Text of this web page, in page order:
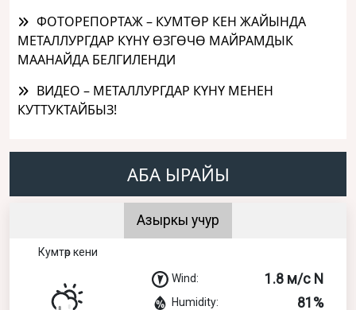
ФОТОРЕПОРТАЖ – КУМТӨР КЕН ЖАЙЫНДА
МЕТАЛЛУРГДАР КҮНҮ ӨЗГӨЧӨ МАЙРАМДЫК
МААНАЙДА БЕЛГИЛЕНДИ
ВИДЕО – МЕТАЛЛУРГДАР КҮНҮ МЕНЕН
КУТТУКТАЙБЫЗ!
АБА ЫРАЙЫ
Азыркы учур
Кумтөр кени
Wind: 1.8 м/с N
Humidity: 81%